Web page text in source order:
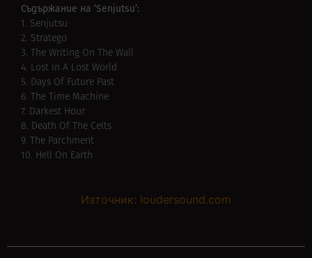
Съдържание на ‘Senjutsu’:
1. Senjutsu
2. Stratego
3. The Writing On The Wall
4. Lost In A Lost World
5. Days Of Future Past
6. The Time Machine
7. Darkest Hour
8. Death Of The Celts
9. The Parchment
10. Hell On Earth
Източник: loudersound.com